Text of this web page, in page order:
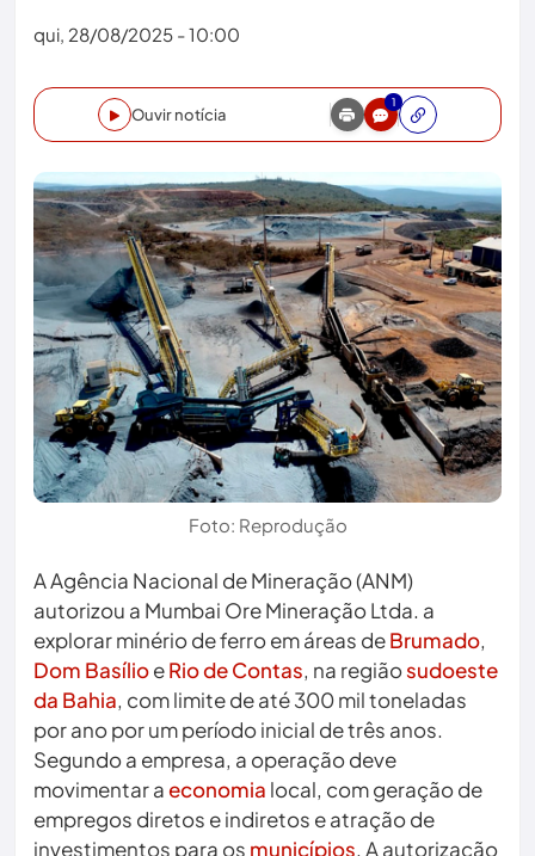
qui, 28/08/2025 - 10:00
Ouvir notícia
1
Foto: Reprodução
A Agência Nacional de Mineração (ANM)
autorizou a Mumbai Ore Mineração Ltda. a
explorar minério de ferro em áreas deBrumado,
Dom BasílioeRio de Contas, na regiãosudoeste
da Bahia, com limite de até 300 mil toneladas
por ano por um período inicial de três anos.
Segundo a empresa, a operação deve
movimentar aeconomia local, com geração de
empregos diretos e indiretos e atração de
investimentos para os municípios. A autorização